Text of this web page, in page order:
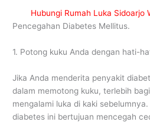
Hubungi Rumah Luka
Pencegahan Diabetes Mellitus.
1. Potong kuku Anda dengan hati-
Jika Anda menderita penyakit
dalam memotong kuku, terlebih
mengalami luka di kaki
diabetes ini bertujuan mencegah